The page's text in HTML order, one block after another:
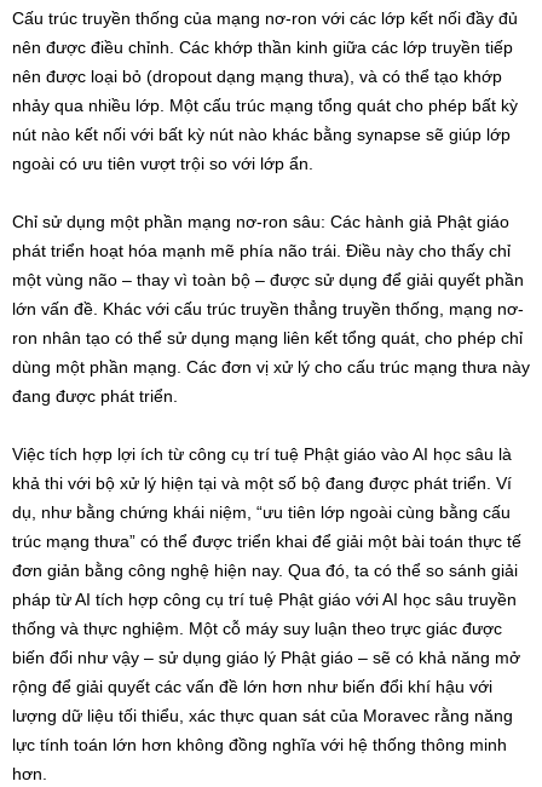
Cấu trúc truyền thống của mạng nơ-ron với các lớp kết nối đầy đủ
nên được điều chỉnh. Các khớp thần kinh giữa các lớp truyền tiếp
nên được loại bỏ (dropout dạng mạng thưa), và có thể tạo khớp
nhảy qua nhiều lớp. Một cấu trúc mạng tổng quát cho phép bất kỳ
nút nào kết nối với bất kỳ nút nào khác bằng synapse sẽ giúp lớp
ngoài có ưu tiên vượt trội so với lớp ẩn.
Chỉ sử dụng một phần mạng nơ-ron sâu: Các hành giả Phật giáo
phát triển hoạt hóa mạnh mẽ phía não trái. Điều này cho thấy chỉ
một vùng não – thay vì toàn bộ – được sử dụng để giải quyết phần
lớn vấn đề. Khác với cấu trúc truyền thẳng truyền thống, mạng nơ-
ron nhân tạo có thể sử dụng mạng liên kết tổng quát, cho phép chỉ
dùng một phần mạng. Các đơn vị xử lý cho cấu trúc mạng thưa này
đang được phát triển.
Việc tích hợp lợi ích từ công cụ trí tuệ Phật giáo vào AI học sâu là
khả thi với bộ xử lý hiện tại và một số bộ đang được phát triển. Ví
dụ, như bằng chứng khái niệm, “ưu tiên lớp ngoài cùng bằng cấu
trúc mạng thưa” có thể được triển khai để giải một bài toán thực tế
đơn giản bằng công nghệ hiện nay. Qua đó, ta có thể so sánh giải
pháp từ AI tích hợp công cụ trí tuệ Phật giáo với AI học sâu truyền
thống và thực nghiệm. Một cỗ máy suy luận theo trực giác được
biến đổi như vậy – sử dụng giáo lý Phật giáo – sẽ có khả năng mở
rộng để giải quyết các vấn đề lớn hơn như biến đổi khí hậu với
lượng dữ liệu tối thiểu, xác thực quan sát của Moravec rằng năng
lực tính toán lớn hơn không đồng nghĩa với hệ thống thông minh
hơn.